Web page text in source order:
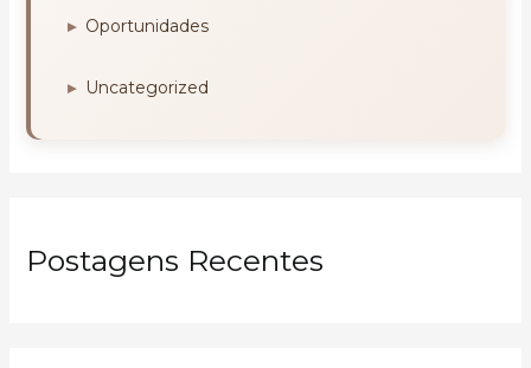
Oportunidades
Uncategorized
Postagens Recentes